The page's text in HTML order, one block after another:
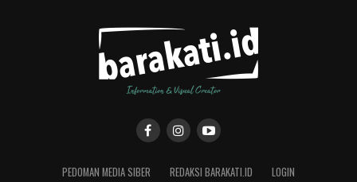
PEDOMAN MEDIA SIBER REDAKSI BARAKATI.ID LOGIN